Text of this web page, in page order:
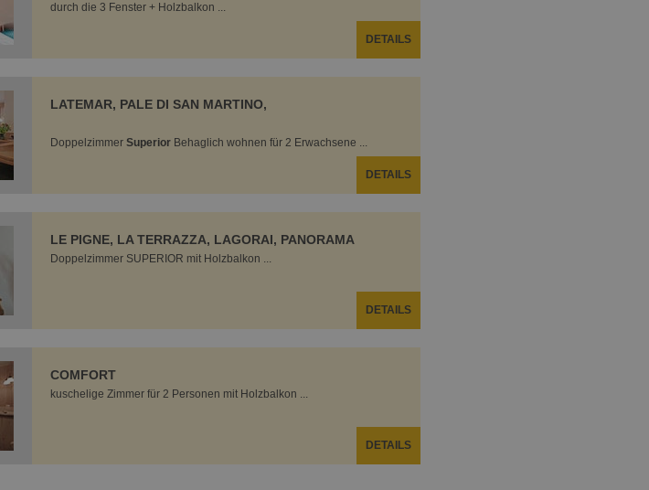
durch die 3 Fenster + Holzbalkon ...
DETAILS
LATEMAR, PALE DI SAN MARTINO,
Doppelzimmer Superior Behaglich wohnen für 2 Erwachsene ...
DETAILS
LE PIGNE, LA TERRAZZA, LAGORAI, PANORAMA
Doppelzimmer SUPERIOR mit Holzbalkon ...
DETAILS
COMFORT
kuschelige Zimmer für 2 Personen mit Holzbalkon ...
DETAILS